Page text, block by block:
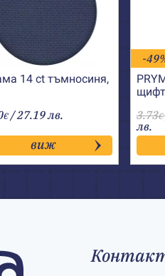
14 ct тъмносиня,
€ / 27.19 лв.
виж
-
щифт
3.73€
лв.